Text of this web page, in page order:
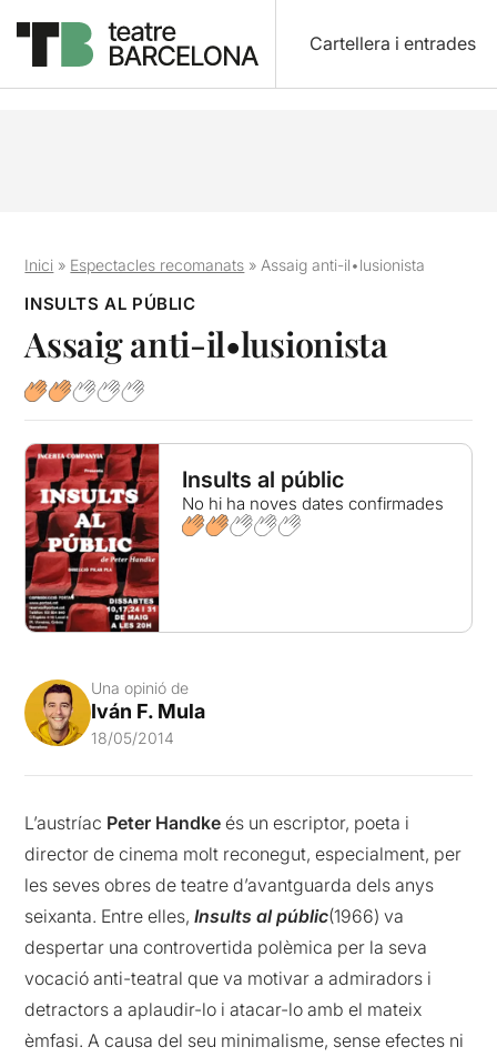
Cartellera i entrades
Inici » Espectacles recomanats » Assaig anti-il•lusionista
INSULTS AL PÚBLIC
Assaig anti-il•lusionista
Insults al públic
No hi ha noves dates confirmades
Una opinió de
Iván F. Mula
18/05/2014
L’austríac Peter Handke és un escriptor, poeta i
director de cinema molt reconegut, especialment, per
les seves obres de teatre d’avantguarda dels anys
seixanta. Entre elles,Insults al públic(1966) va
despertar una controvertida polèmica per la seva
vocació anti-teatral que va motivar a admiradors i
detractors a aplaudir-lo i atacar-lo amb el mateix
èmfasi. A causa del seu minimalisme, sense efectes ni